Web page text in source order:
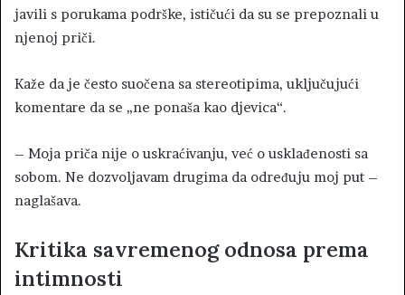
javili s porukama podrške, ističući da su se prepoznali u
njenoj priči.
Kaže da je često suočena sa stereotipima, uključujući
komentare da se „ne ponaša kao djevica“.
– Moja priča nije o uskraćivanju, već o usklađenosti sa
sobom. Ne dozvoljavam drugima da određuju moj put –
naglašava.
Kritika savremenog odnosa prema
intimnosti